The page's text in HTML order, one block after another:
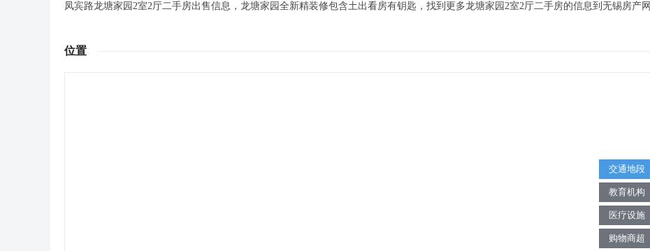
凤宾路龙塘家园2室2厅二手房出售信息，龙塘家园全新精装修包含土出看房有钥匙，找到更多龙塘家园2室2厅二手房的信息到无锡房产网
位置
交通地段
教育机构
医疗设施
购物商超